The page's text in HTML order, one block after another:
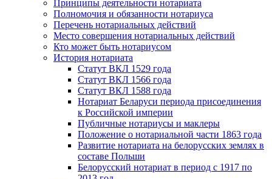
Принципы деятельности нотариата
Полномочия и обязанности нотариуса
Перечень нотариальных действий
Место совершения нотариальных действий
Кто может быть нотариусом
История нотариата
Статут ВКЛ 1529 года
Статут ВКЛ 1566 года
Статут ВКЛ 1588 года
Нотариат Беларуси периода присоединения
к Российской империи
Публичные нотариусы и маклеры
Положение о нотариальной части 1863 года
Развитие нотариата на белорусских землях в
составе Польши
Белорусский нотариат в период с 1917 по